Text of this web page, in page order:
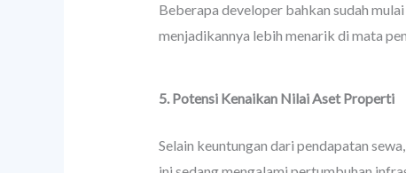
Beberapa developer bahkan sudah
menjadikannya lebih menarik di mata
5. Potensi Kenaikan Nilai Aset Properti
Selain keuntungan dari pendapatan